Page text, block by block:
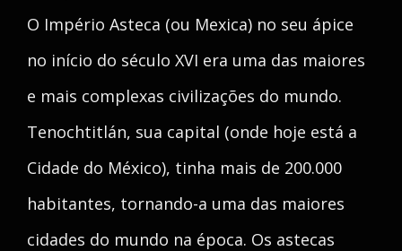
O Império Asteca (ou Mexica) no seu ápice
no início do século XVI era uma das maiores
e mais complexas civilizações do mundo.
Tenochtitlán, sua capital (onde hoje está a
Cidade do México), tinha mais de 200.000
habitantes, tornando-a uma das maiores
cidades do mundo na época. Os astecas